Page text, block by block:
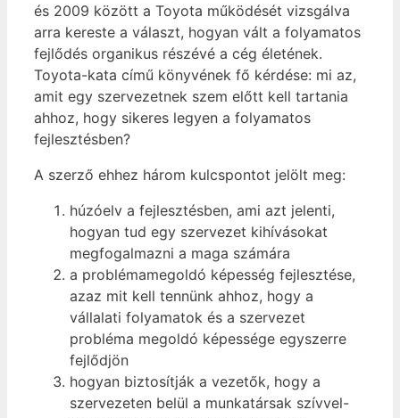
és 2009 között a Toyota működését vizsgálva
arra kereste a választ, hogyan vált a folyamatos
fejlődés organikus részévé a cég életének.
Toyota-kata című könyvének fő kérdése: mi az,
amit egy szervezetnek szem előtt kell tartania
ahhoz, hogy sikeres legyen a folyamatos
fejlesztésben?
A szerző ehhez három kulcspontot jelölt meg:
húzóelv a fejlesztésben, ami azt jelenti,
hogyan tud egy szervezet kihívásokat
megfogalmazni a maga számára
a problémamegoldó képesség fejlesztése,
azaz mit kell tennünk ahhoz, hogy a
vállalati folyamatok és a szervezet
probléma megoldó képessége egyszerre
fejlődjön
hogyan biztosítják a vezetők, hogy a
szervezeten belül a munkatársak szívvel-